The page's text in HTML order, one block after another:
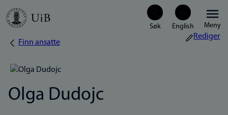
Hopp
Meny
Navigasjonssti
Finn ansatte
Rediger
Olga Dudojc